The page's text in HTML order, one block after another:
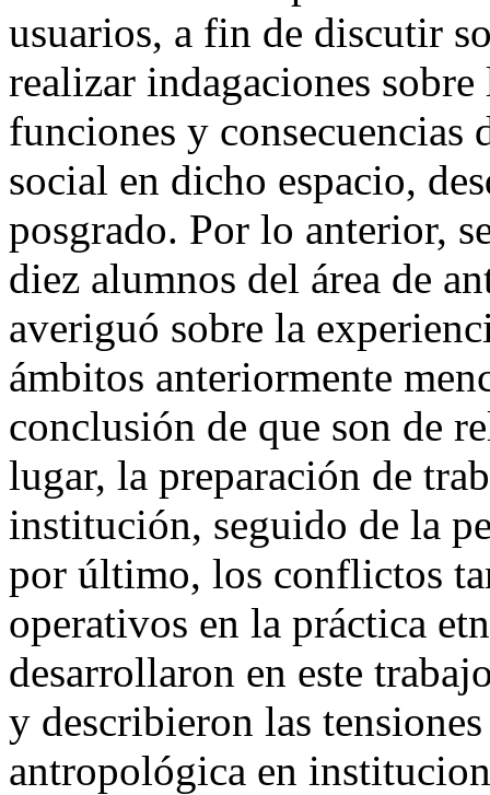
usuarios, a fin de discutir
realizar indagaciones
funciones y consecuencias
social en dicho espacio,
posgrado. Por lo anterior,
diez alumnos del área de
averiguó sobre la
ámbitos anteriormente
conclusión de que son de
lugar, la preparación de
institución, seguido de la
por último, los conflictos
operativos en la práctica
desarrollaron en este
y describieron las
antropológica en